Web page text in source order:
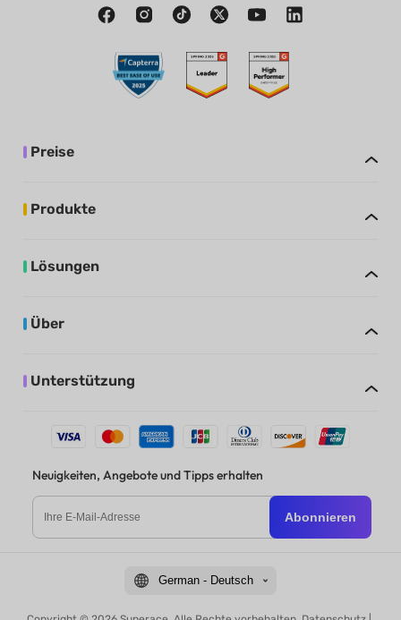
Preise
Produkte
Lösungen
Über
Unterstützung
Neuigkeiten, Angebote und Tipps erhalten
Abonnieren
German - Deutsch